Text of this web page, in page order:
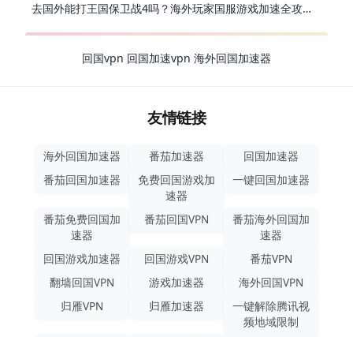
去国外能打王国保卫战4吗？海外玩家国服游戏加速全攻略（附公主连结幻想江湖实测）
回国vpn 回国加速vpn 海外回国加速器
友情链接
海外回国加速器 番茄加速器
回国加速器
番茄回国加速器
免费回国游戏加
速器
一键回国加速器
番茄免费回国加
速器
番茄回国VPN
番茄海外回国加
速器
回国游戏加速器
回国游戏VPN
番茄VPN
翻墙回国VPN
游戏加速器
海外回国VPN
归雁VPN
归雁加速器
一键解除腾讯视
频地域限制